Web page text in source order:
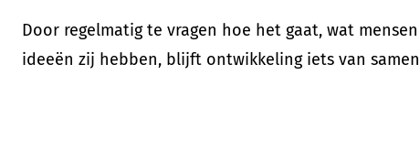
Door regelmatig te vragen hoe het gaat, wat
ideeën zij hebben, blijft ontwikkeling iets van